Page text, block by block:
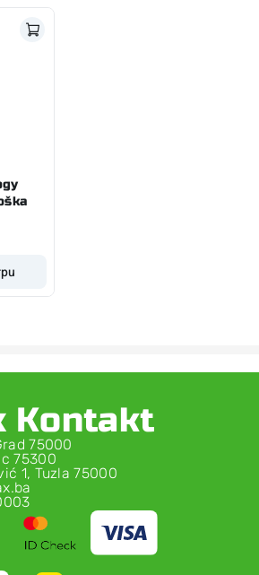
Kontakt
75000
75300
1, Tuzla 75000